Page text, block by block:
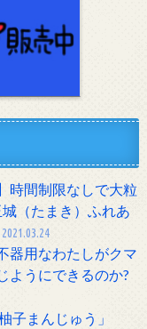
時間制限なしで大粒
（たまき）ふれあ
2021.03.24
器用なわたしがクマ
ようにできるのか?
子まんじゅう」